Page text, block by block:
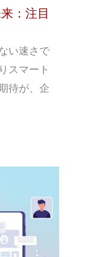
：注目
い速さで
スマート
待が、企